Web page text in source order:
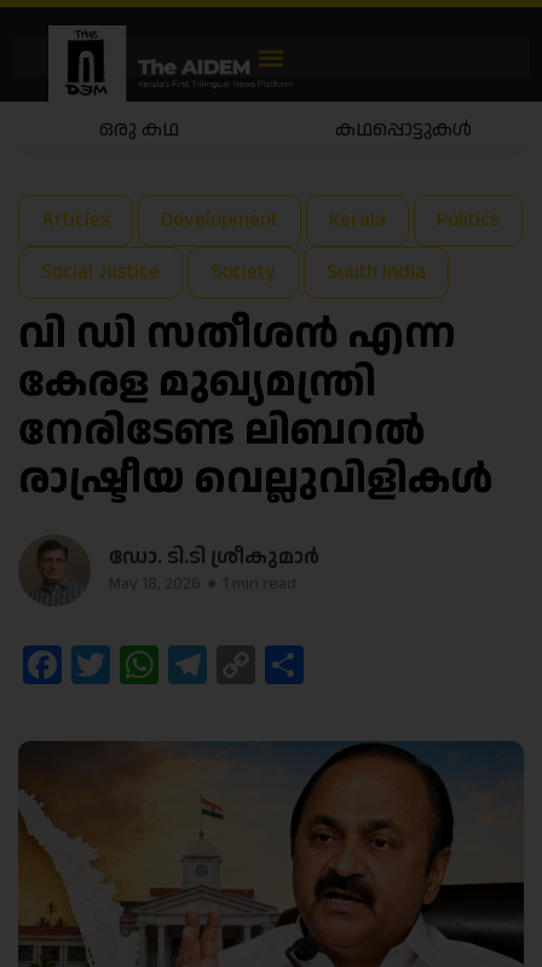
കഥപ്പൊട്ടുകൾ കഥയാട്ടം
Articles Development Kerala
Politics
Social Justice
Society South India
വി ഡി സതീശൻ എന്ന
കേരള മുഖ്യമന്ത്രി
നേരിടേണ്ട ലിബറൽ
രാഷ്ട്രീയ വെല്ലുവിളികൾ
ഡോ. ടി.ടി ശ്രീകുമാർ
Facebook
Twitter
WhatsApp
Telegram
Copy
Link